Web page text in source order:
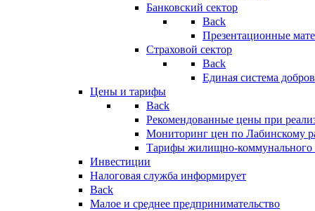
Банковский сектор
Back
Презентационные
Страховой сектор
Back
Единая система
Цены и тарифы
Back
Рекомендованные цены при
Мониторинг цен по Лабинскому
Тарифы жилищно-коммунального
Инвестиции
Налоговая служба информирует
Back
Малое и среднее предпринимательство